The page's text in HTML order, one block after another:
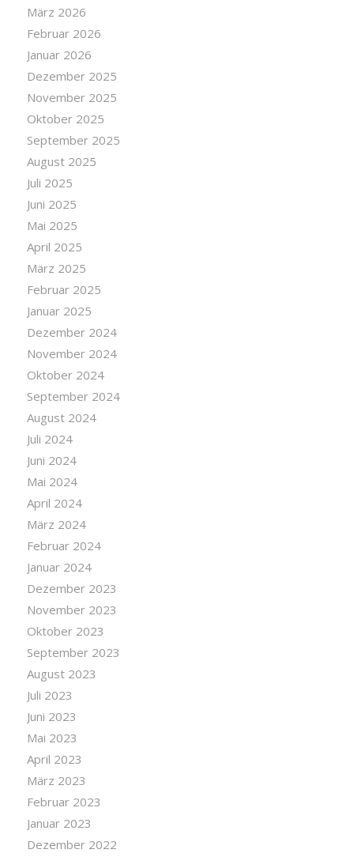
März 2026
Februar 2026
Januar 2026
Dezember 2025
November 2025
Oktober 2025
September 2025
August 2025
Juli 2025
Juni 2025
Mai 2025
April 2025
März 2025
Februar 2025
Januar 2025
Dezember 2024
November 2024
Oktober 2024
September 2024
August 2024
Juli 2024
Juni 2024
Mai 2024
April 2024
März 2024
Februar 2024
Januar 2024
Dezember 2023
November 2023
Oktober 2023
September 2023
August 2023
Juli 2023
Juni 2023
Mai 2023
April 2023
März 2023
Februar 2023
Januar 2023
Dezember 2022